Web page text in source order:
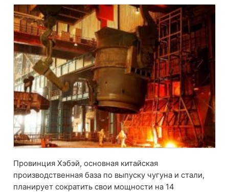
Провинция Хэбэй, основная китайская
производственная база по выпуску чугуна и стали,
планирует сократить свои мощности на 14